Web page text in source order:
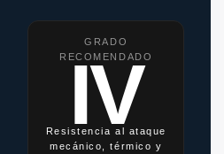
GRADO
RECOMENDADO
IV
Resistencia al ataque
mecánico, térmico y